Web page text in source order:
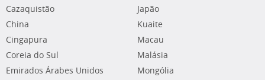
Cazaquistão
China
Cingapura
Coreia do Sul
Emirados Árabes Unidos
Japão
Kuaite
Macau
Malásia
Mongólia